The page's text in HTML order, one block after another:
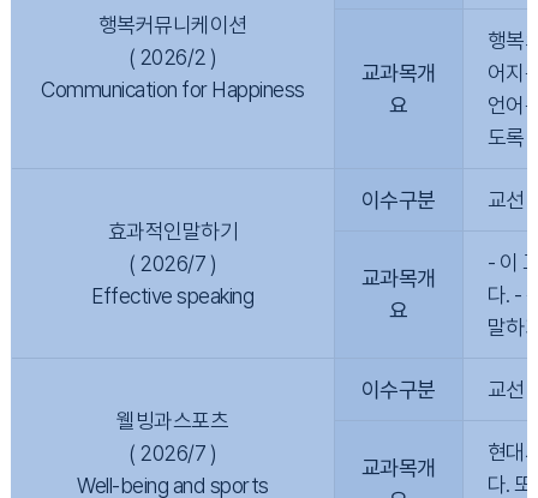
행복커뮤니케이션
( 2026/2 )
Communication for Happiness
교과목개
요
행복
어지
언어
도록
효과적인말하기
( 2026/7 )
Effective speaking
이수구분 교선
교과목개
요
- 이
다. -
말하
웰빙과스포츠
( 2026/7 )
Well-being and sports
이수구분 교선
교과목개
현대
다.